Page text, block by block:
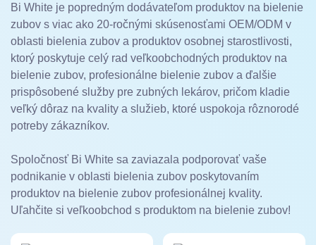
Bi White je popredným dodávateľom produktov na bielenie
zubov s viac ako 20-ročnými skúsenosťami OEM/ODM v
oblasti bielenia zubov a produktov osobnej starostlivosti,
ktorý poskytuje celý rad veľkoobchodných produktov na
bielenie zubov, profesionálne bielenie zubov a ďalšie
prispôsobené služby pre zubných lekárov, pričom kladie
veľký dôraz na kvality a služieb, ktoré uspokoja rôznorodé
potreby zákazníkov.
Spoločnosť Bi White sa zaviazala podporovať vaše
podnikanie v oblasti bielenia zubov poskytovaním
produktov na bielenie zubov profesionálnej kvality.
Uľahčite si veľkoobchod s produktom na bielenie zubov!